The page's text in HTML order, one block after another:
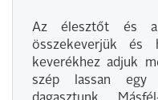
Az élesztőt és
összekeverjük és
keverékhez adjuk
szép lassan egy